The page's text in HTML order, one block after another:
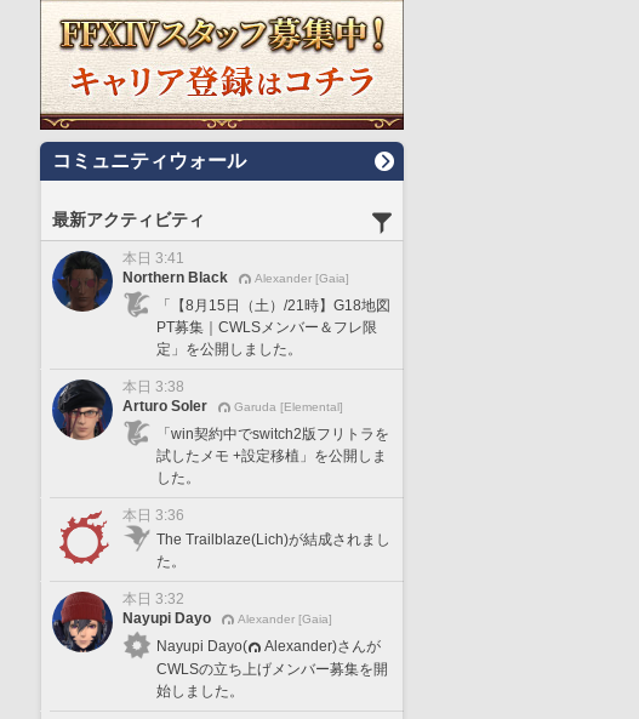
コミュニティウォール
最新アクティビティ
本日 3:41
Northern Black
Alexander [Gaia]
「【8月15日（土）/21時】G18地図
PT募集｜CWLSメンバー＆フレ限
定」を公開しました。
本日 3:38
Arturo Soler
Garuda [Elemental]
「win契約中でswitch2版フリトラを
試したメモ +設定移植」を公開しま
した。
本日 3:36
The Trailblaze(Lich)が結成されまし
た。
本日 3:32
Nayupi Dayo
Alexander [Gaia]
Nayupi Dayo(
Alexander)さんが
CWLSの立ち上げメンバー募集を開
始しました。